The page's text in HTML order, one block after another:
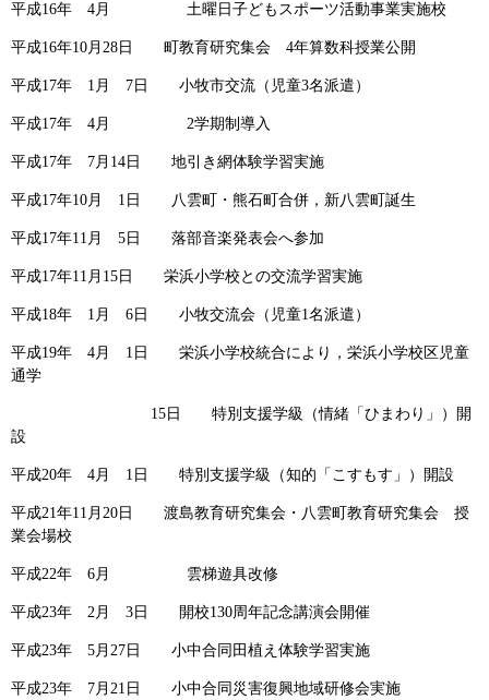
平成16年 4月 土曜日子どもスポーツ活動事業実施校
平成16年10月28日 町教育研究集会 4年算数科授業公開
平成17年 1月 7日 小牧市交流（児童3名派遣）
平成17年 4月 2学期制導入
平成17年 7月14日 地引き網体験学習実施
平成17年10月 1日 八雲町・熊石町合併，新八雲町誕生
平成17年11月 5日 落部音楽発表会へ参加
平成17年11月15日 栄浜小学校との交流学習実施
平成18年 1月 6日 小牧交流会（児童1名派遣）
平成19年 4月 1日 栄浜小学校統合により，栄浜小学校区児童
通学
15日 特別支援学級（情緒「ひまわり」）開
設
平成20年 4月 1日 特別支援学級（知的「こすもす」）開設
平成21年11月20日 渡島教育研究集会・八雲町教育研究集会 授
業会場校
平成22年 6月 雲梯遊具改修
平成23年 2月 3日 開校130周年記念講演会開催
平成23年 5月27日 小中合同田植え体験学習実施
平成23年 7月21日 小中合同災害復興地域研修会実施